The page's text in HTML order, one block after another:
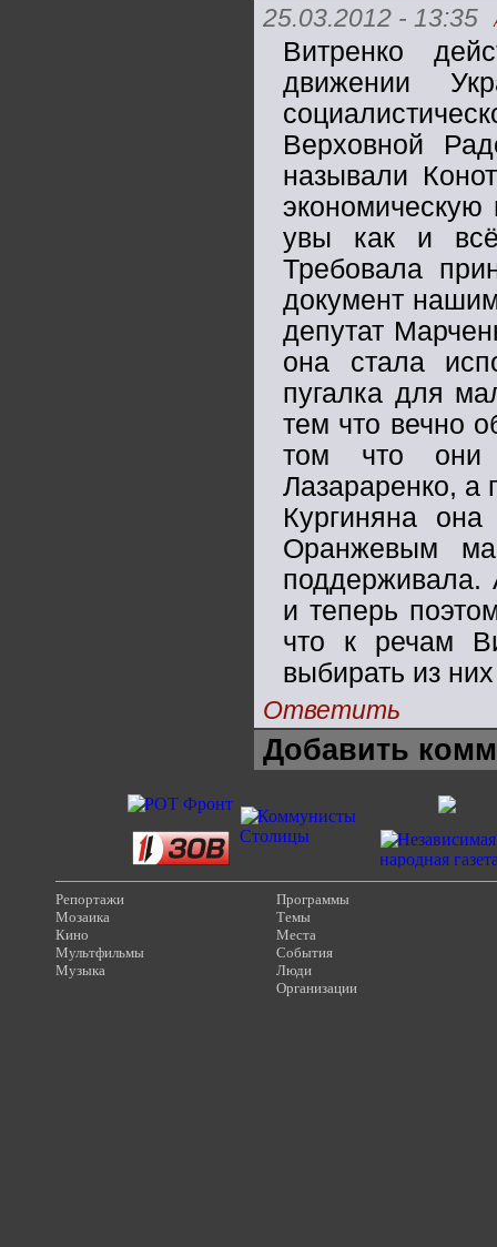
25.03.2012 - 13:35
Витренко
движении
Верховной
называли
увы как и
Требовала
документ
депутат
она стала
пугалка для
тем что вечно
том что они
Лазараренко, а
Кургиняна
Оранжевым
и теперь
что к речам
выбирать из
Ответить
Добавить
Репортажи
Мозаика
Кино
Мультфильмы
Музыка
Программы
Темы
Места
События
Люди
Организации